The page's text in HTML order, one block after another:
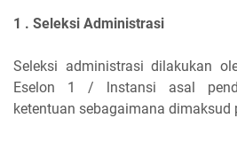
1 . Seleksi Administrasi
Seleksi administrasi dilakukan
Eselon 1 / lnstansi asal
ketentuan sebagaimana dimaksud